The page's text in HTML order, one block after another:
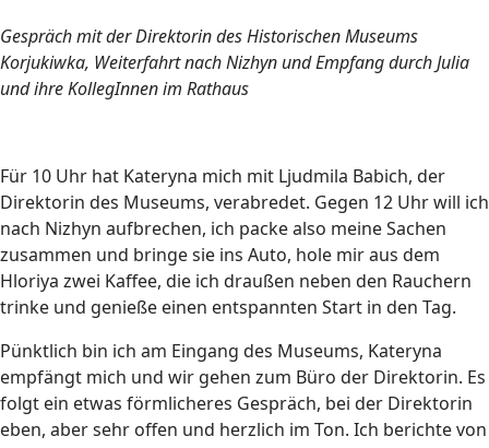
Gespräch mit der Direktorin des Historischen Museums
Korjukiwka, Weiterfahrt nach Nizhyn und Empfang durch Julia
und ihre KollegInnen im Rathaus
Für 10 Uhr hat Kateryna mich mit Ljudmila Babich, der
Direktorin des Museums, verabredet. Gegen 12 Uhr will ich
nach Nizhyn aufbrechen, ich packe also meine Sachen
zusammen und bringe sie ins Auto, hole mir aus dem
Hloriya zwei Kaffee, die ich draußen neben den Rauchern
trinke und genieße einen entspannten Start in den Tag.
Pünktlich bin ich am Eingang des Museums, Kateryna
empfängt mich und wir gehen zum Büro der Direktorin. Es
folgt ein etwas förmlicheres Gespräch, bei der Direktorin
eben, aber sehr offen und herzlich im Ton. Ich berichte von